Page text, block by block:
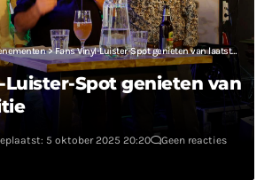
>Fans Vinyl-Luister-Spot genieten van laatste editie
Luister-Spot genieten van
5 oktober 2025 20:20
Geen reacties